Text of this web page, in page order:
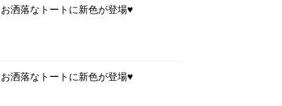
お洒落なトートに新色が登場♥
お洒落なトートに新色が登場♥